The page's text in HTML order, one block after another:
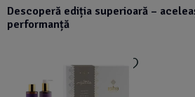
Descoperă ediția superioară –
performanță